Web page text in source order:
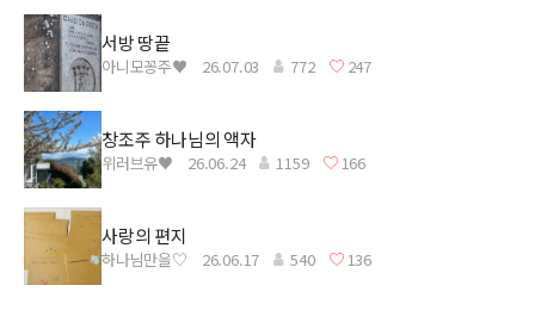
서방 땅끝
아니모꽁주♥ 26.07.03 772 247
창조주 하나님의 액자
위러브유♥ 26.06.24 1159 166
사랑의 편지
하나님만을♡ 26.06.17 540 136